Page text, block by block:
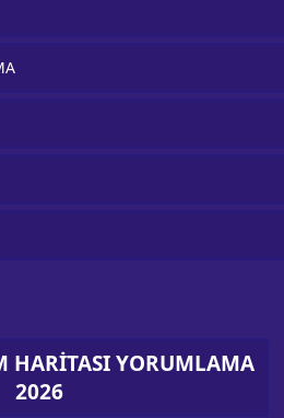
HARİTASI YORUMLAMA
2026